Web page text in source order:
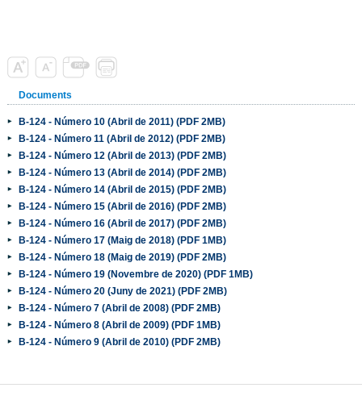
Documents
B-124 - Número 10 (Abril de 2011) (PDF 2MB)
B-124 - Número 11 (Abril de 2012) (PDF 2MB)
B-124 - Número 12 (Abril de 2013) (PDF 2MB)
B-124 - Número 13 (Abril de 2014) (PDF 2MB)
B-124 - Número 14 (Abril de 2015) (PDF 2MB)
B-124 - Número 15 (Abril de 2016) (PDF 2MB)
B-124 - Número 16 (Abril de 2017) (PDF 2MB)
B-124 - Número 17 (Maig de 2018) (PDF 1MB)
B-124 - Número 18 (Maig de 2019) (PDF 2MB)
B-124 - Número 19 (Novembre de 2020) (PDF 1MB)
B-124 - Número 20 (Juny de 2021) (PDF 2MB)
B-124 - Número 7 (Abril de 2008) (PDF 2MB)
B-124 - Número 8 (Abril de 2009) (PDF 1MB)
B-124 - Número 9 (Abril de 2010) (PDF 2MB)